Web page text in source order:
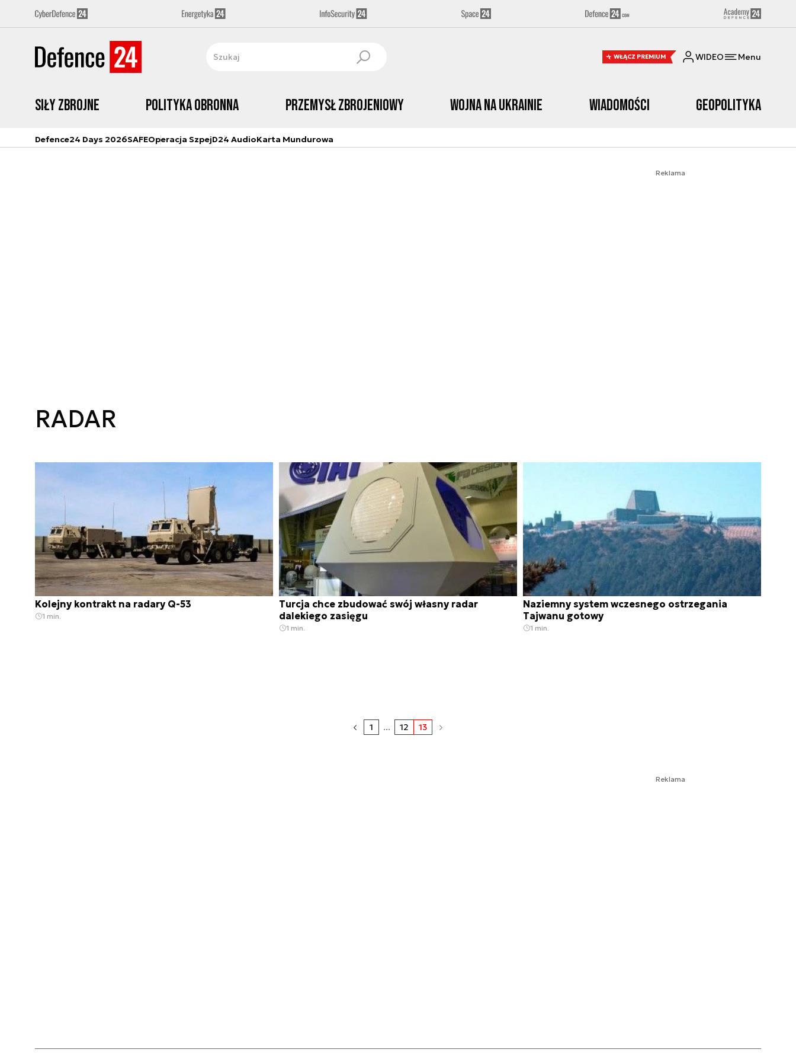
WŁĄCZ PREMIUM WIDEO Menu
Siły zbrojne Polityka obronna Przemysł Zbrojeniowy Wojna na Ukrainie Wiadomości Geopolityka
Defence24 Days 2026SAFEOperacja SzpejD24 AudioKarta Mundurowa
Reklama
RADAR
Kolejny kontrakt na radary Q-53
1 min.
Turcja chce zbudować swój własny radar
dalekiego zasięgu
1 min.
Naziemny system wczesnego ostrzegania
Tajwanu gotowy
1 min.
1 ... 12 13
Reklama